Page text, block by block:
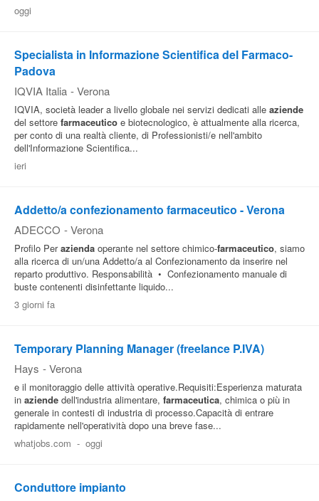
oggi
Specialista in Informazione Scientifica del Farmaco-
Padova
IQVIA Italia - Verona
IQVIA, società leader a livello globale nei servizi dedicati alle aziende
del settore farmaceutico e biotecnologico, è attualmente alla ricerca,
per conto di una realtà cliente, di Professionisti/e nell'ambito
dell'Informazione Scientifica...
ieri
Addetto/a confezionamento farmaceutico - Verona
ADECCO - Verona
Profilo Perazienda operante nel settore chimico-farmaceutico, siamo
alla ricerca di un/una Addetto/a al Confezionamento da inserire nel
reparto produttivo. Responsabilità • Confezionamento manuale di
buste contenenti disinfettante liquido...
3 giorni fa
Temporary Planning Manager (freelance P.IVA)
Hays - Verona
e il monitoraggio delle attività operative.Requisiti:Esperienza maturata
in aziende dell'industria alimentare, farmaceutica, chimica o più in
generale in contesti di industria di processo.Capacità di entrare
rapidamente nell'operatività dopo una breve fase...
whatjobs.com - oggi
Conduttore impianto